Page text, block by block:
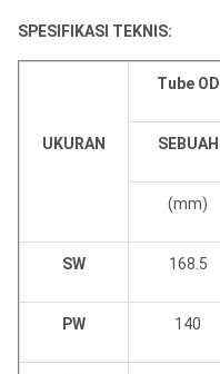
SPESIFIKASI TEKNIS:
UKURAN
Tube OD
SEBUAH
(mm)
SW 168.5
PW 140